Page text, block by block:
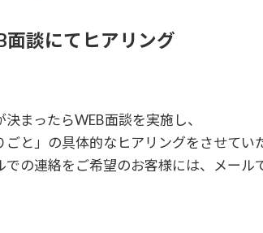
面談にてヒアリング
決まったらWEB面談を実施し、
ごと」の具体的なヒアリングをさせてい
での連絡をご希望のお客様には、メール